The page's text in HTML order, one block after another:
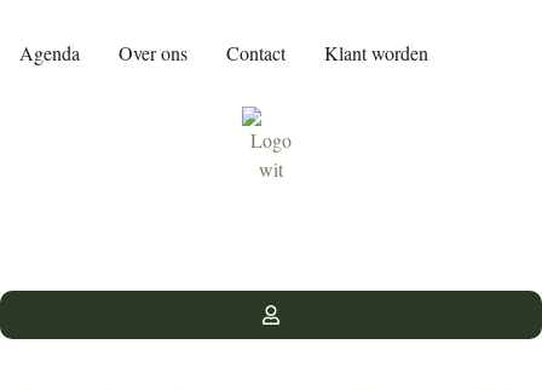
Agenda Over ons Contact Klant worden